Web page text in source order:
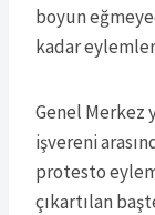
boyun
kadar
Genel Merkez
işvereni
protesto
çıkartılan